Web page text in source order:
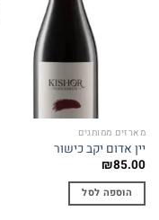
מארזים ממותגים
יין אדום יקב כישור
₪85.00
הוספה לסל